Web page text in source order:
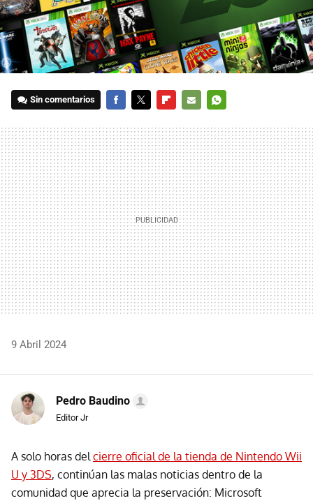
Sin comentarios
MAIL
9 Abril 2024
Pedro Baudino
Editor Jr
A solo horas delcierre oficial de la tienda de Nintendo Wii
U y 3DS, continúan las malas noticias dentro de la
comunidad que aprecia la preservación: Microsoft